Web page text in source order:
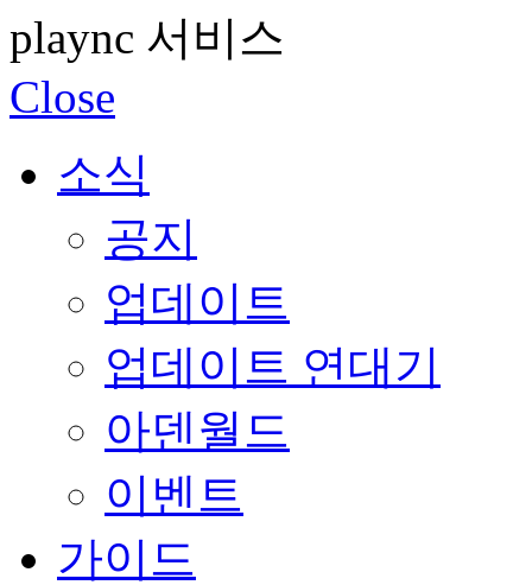
plaync 서비스
Close
소식
공지
업데이트
업데이트 연대기
아덴월드
이벤트
가이드